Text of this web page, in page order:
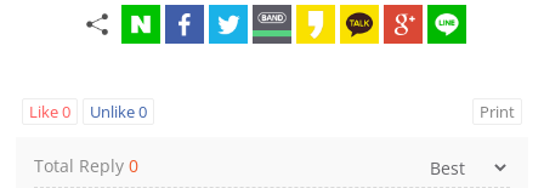
Like0 Unlike0 Print
Total Reply0